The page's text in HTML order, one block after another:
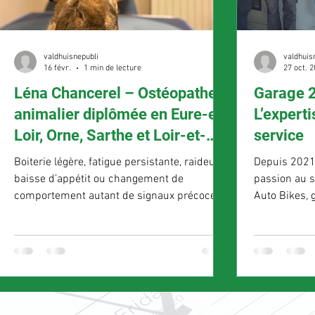
Léna Chancerel – Ostéopathe
animalier diplômée en Eure-et-
Loir, Orne, Sarthe et Loir-et-
Cher
Boiterie légère, fatigue persistante, raideur,
baisse d’appétit ou changement de
comportement autant de signaux précoces à
s’installent et d’apporter confort et mobilité
être et de leur physiologie. Eure et loir -
OrneSarthe - Loir et cher 06 47 11 54 99
valdhuisnepubli
16 févr.
1 min de lecture
Garage
service
Depuis
passion au
Auto Bikes,
11
mécanique,
réglage
27 oct.